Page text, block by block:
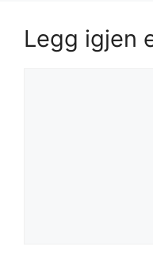
Legg igjen